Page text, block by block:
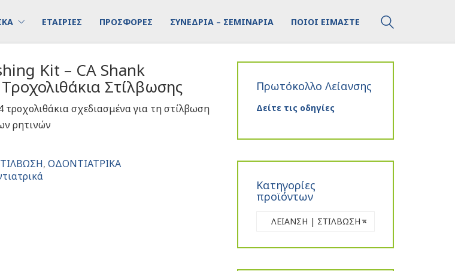
ΕΤΑΙΡΙΕΣ ΠΡΟΣΦΟΡΕΣ ΣΥΝΕΔΡΙΑ – ΣΕΜΙΝΑΡΙΑ ΠΟΙΟΙ ΕΙΜΑΣΤΕ
Kit – CA Shank
Στίλβωσης
τροχολιθάκια σχεδιασμένα για τη στίλβωση
ρητινών
,ΟΔΟΝΤΙΑΤΡΙΚΑ
Πρωτόκολλο Λείανσης
Δείτε τις οδηγίες
Κατηγορίες
προϊόντων
×
ΛΕΙΑΝΣΗ | ΣΤΙΛΒΩΣΗ